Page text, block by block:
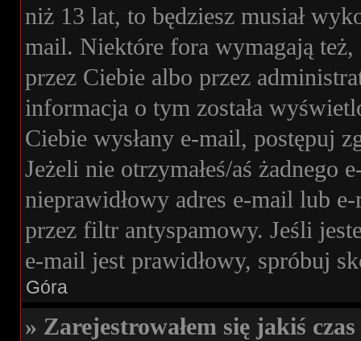
niż 13 lat, to będziesz musiał
mail. Niektóre fora wymagają
przez Ciebie albo przez
informacja o tym została
Ciebie wysłany e-mail, postępuj
Jeżeli nie otrzymałeś/aś żadnego
nieprawidłowy adres e-mail lub
przez filtr antyspamowy. Jeśli
e-mail jest prawidłowy, spróbuj
Góra
» Zarejestrowałem się jakiś